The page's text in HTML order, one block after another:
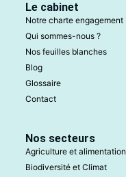
Le cabinet
Notre charte engagement
Qui sommes-nous ?
Nos feuilles blanches
Blog
Glossaire
Contact
Nos secteurs
Agriculture et alimentation
Biodiversité et Climat